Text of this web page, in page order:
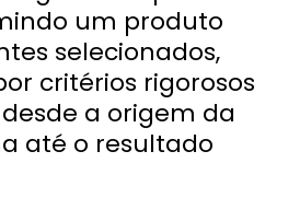
um produto
selecionados,
critérios rigorosos
a origem da
até o resultado